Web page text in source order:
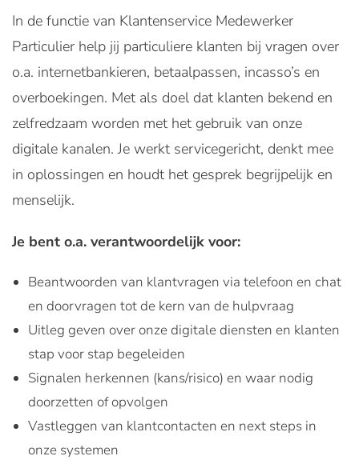
In de functie van Klantenservice Medewerker
Particulier help jij particuliere klanten bij vragen over
o.a. internetbankieren, betaalpassen, incasso’s en
overboekingen. Met als doel dat klanten bekend en
zelfredzaam worden met het gebruik van onze
digitale kanalen. Je werkt servicegericht, denkt mee
in oplossingen en houdt het gesprek begrijpelijk en
menselijk.
Je bent o.a. verantwoordelijk voor:
Beantwoorden van klantvragen via telefoon en chat
en doorvragen tot de kern van de hulpvraag
Uitleg geven over onze digitale diensten en klanten
stap voor stap begeleiden
Signalen herkennen (kans/risico) en waar nodig
doorzetten of opvolgen
Vastleggen van klantcontacten en next steps in
onze systemen